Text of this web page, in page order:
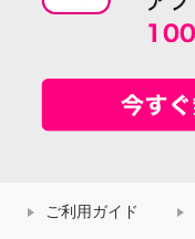
ご利用ガイド